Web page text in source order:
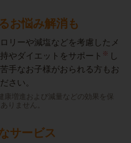
お悩み解消も
リーや減塩などを考慮したメ
やダイエットをサポート ※ し
手なお子様がおられる方もお
さい。
康増進および減量などの効果を保
りません。
サービス